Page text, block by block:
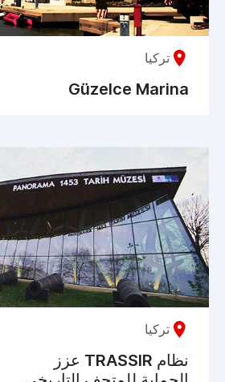
تركيا
Güzelce Marina
تركيا
نظام TRASSIR عزز